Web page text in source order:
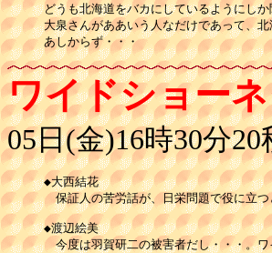
どうも北海道をバカにしているようにし
大泉さんがああいう人なだけであって、
あしからず・・・
ワイドショー
05日(金)16時30分20
◆大西結花
保証人の苦労話が、日栄問題で役に立
◆渡辺絵美
今度は羽賀研二の被害者だし・・・。